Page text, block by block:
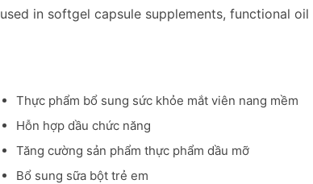
used in softgel capsule supplements, functional
Thực phẩm bổ sung sức khỏe mắt viên nang mềm
Hỗn hợp dầu chức năng
Tăng cường sản phẩm thực phẩm dầu mỡ
Bổ sung sữa bột trẻ em